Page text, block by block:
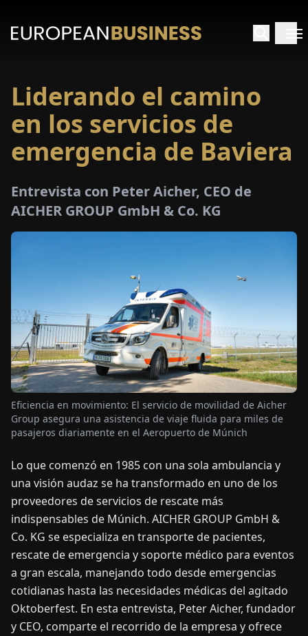
DE
CONTÁCTENOS
Liderando el camino
en los servicios de
emergencia de Baviera
Entrevista con Peter Aicher, CEO de
AICHER GROUP GmbH & Co. KG
Eficiencia en movimiento: El servicio de movilidad de Aicher
Group asegura una asistencia de viaje fluida para miles de
pasajeros diariamente en el Aeropuerto de Múnich
Lo que comenzó en 1985 con una sola ambulancia y
una visión audaz se ha transformado en uno de los
proveedores de servicios de rescate más
indispensables de Múnich. AICHER GROUP GmbH &
Co. KG se especializa en transporte de pacientes,
rescate de emergencia y soporte médico para eventos
a gran escala, manejando todo desde emergencias
cotidianas hasta las necesidades médicas del agitado
Oktoberfest. En esta entrevista, Peter Aicher, fundador
y CEO, comparte el recorrido de la empresa y ofrece